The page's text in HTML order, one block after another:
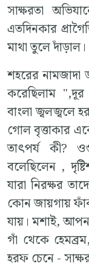
সাক্ষরতা
এতদিনকার
মাথা তুলে দাঁড়াল।
শহরের নামজাদা
করেছিলাম
বাংলা
গোল বৃত্তাকার
তাৎপর্য কী?
বলেছিলেন ,
যারা নিরক্ষর
কোন জায়গায়
যায়। মশাই,
গাঁ থেকে
হরফ চেনে -